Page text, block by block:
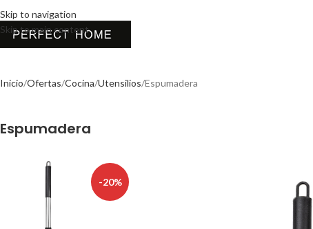
Skip to navigation
Skip to main content
Inicio Ofertas Cocina Utensilios Espumadera
Espumadera
-20%